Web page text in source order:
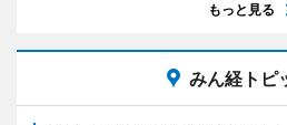
もっと見る
みん経トピ